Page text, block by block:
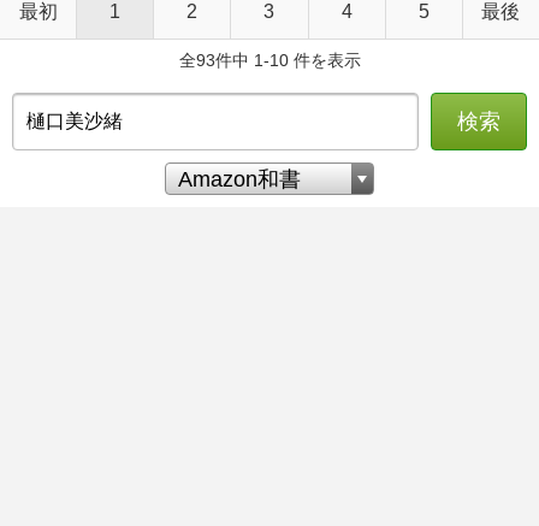
最初 1 2 3 4 5 最後
全93件中 1-10 件を表示
検索